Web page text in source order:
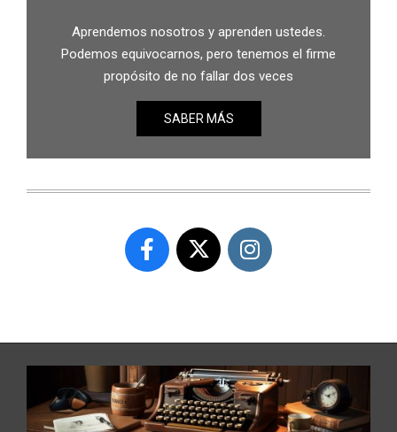
Aprendemos nosotros y aprenden ustedes.
Podemos equivocarnos, pero tenemos el firme
propósito de no fallar dos veces
SABER MÁS